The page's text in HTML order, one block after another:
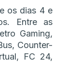
os dias 4 e
Entre as
Gaming,
Counter-
FC 24,